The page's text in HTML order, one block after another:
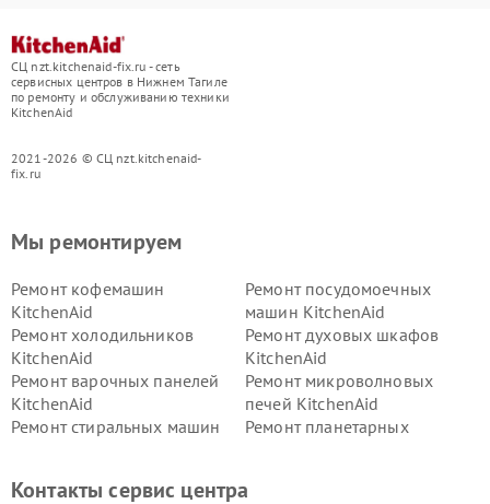
СЦ nzt.kitchenaid-fix.ru - сеть
сервисных центров в Нижнем Тагиле
по ремонту и обслуживанию техники
KitchenAid
2021-2026 © СЦ nzt.kitchenaid-
fix.ru
Мы ремонтируем
Ремонт кофемашин
KitchenAid
Ремонт посудомоечных
машин KitchenAid
Ремонт холодильников
KitchenAid
Ремонт духовых шкафов
KitchenAid
Ремонт варочных панелей
KitchenAid
Ремонт микроволновых
печей KitchenAid
Ремонт стиральных машин
Ремонт планетарных
Контакты сервис центра